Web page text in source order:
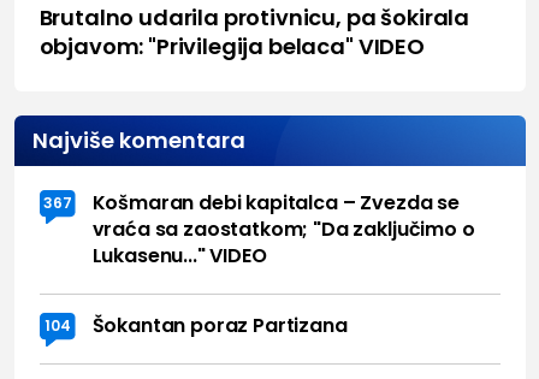
Brutalno udarila protivnicu, pa šokirala
objavom: "Privilegija belaca" VIDEO
Najviše komentara
367
Košmaran debi kapitalca – Zvezda se
vraća sa zaostatkom; "Da zaključimo o
Lukasenu..." VIDEO
104 Šokantan poraz Partizana